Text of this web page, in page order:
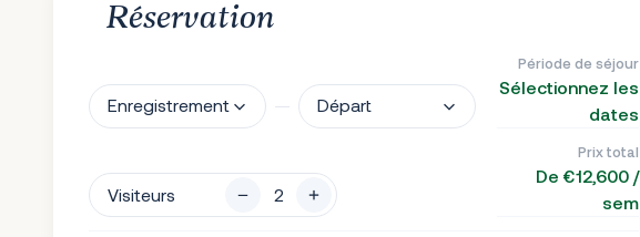
Réservation
Enregistrement Départ
Période de séjour
Sélectionnez les
dates
Visiteurs
Prix total
De €12,600 /
sem